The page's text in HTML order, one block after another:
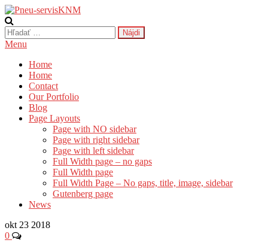
Preskočiť
na
obsah
Pneu-servisKNM
Najlepší Pneu-servis v Kysuckom Novom Meste
Hľadať:
Menu
Home
Home
Contact
Our Portfolio
Blog
Page Layouts
Page with NO sidebar
Page with right sidebar
Page with left sidebar
Full Width page – no gaps
Full Width page
Full Width Page – No gaps, title, image, sidebar
Gutenberg page
News
okt 23 2018
0